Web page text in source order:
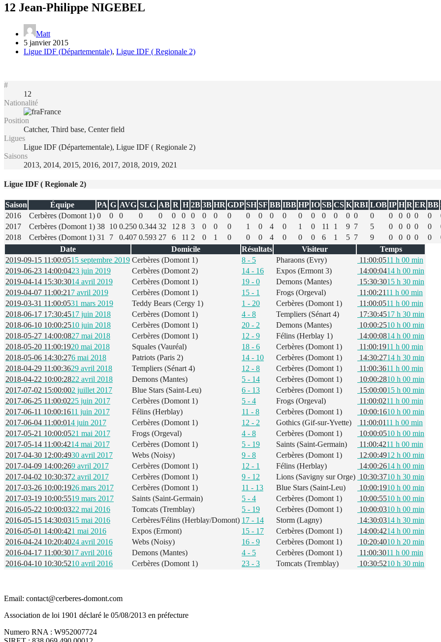
12 Jean-Philippe NIGEBEL
Matt
5 janvier 2015
Ligue IDF (Départementale), Ligue IDF ( Regionale 2)
#
12
Nationalité
France
Position
Catcher, Third base, Center field
Ligues
Ligue IDF (Départementale), Ligue IDF ( Regionale 2)
Saisons
2013, 2014, 2015, 2016, 2017, 2018, 2019, 2021
Ligue IDF ( Regionale 2)
Saison Équipe PA G AVG SLG AB R H 2B 3B HR GDP SH SF BB IBB HP IO SB CS K RBI LOB IP H R ER BB
2016
Cerbères (Domont 1) 0 0 0 0 0 0 0 0 0 0 0 0 0 0 0 0 0 0 0 0 0 0 0 0 0 0 0
2017
Cerbères (Domont 1) 38 10 0.250 0.344 32 12 8 3 0 0 0 1 0 4 0 1 0 11 1 9 7 5 0 0 0 0 0
2018
Cerbères (Domont 1) 31 7 0.407 0.593 27 6 11 2 0 1 0 0 0 4 0 0 0 6 1 5 7 9 0 0 0 0 0
Date
Domicile Résultats Visiteur
Temps
2019-09-15 11:00:0515 septembre 2019 Cerbères (Domont 1) 8 - 5 Pharaons (Evry) 11:00:0511 h 00 min
2019-06-23 14:00:0423 juin 2019 Cerbères (Domont 2) 14 - 16 Expos (Ermont 3) 14:00:0414 h 00 min
2019-04-14 15:30:3014 avril 2019 Cerbères (Domont 1) 19 - 0 Demons (Mantes) 15:30:3015 h 30 min
2019-04-07 11:00:21 7 avril 2019 Cerbères (Domont 1) 15 - 1 Frogs (Orgeval) 11:00:2111 h 00 min
2019-03-31 11:00:0531 mars 2019 Teddy Bears (Cergy 1) 1 - 20 Cerbères (Domont 1) 11:00:0511 h 00 min
2018-06-17 17:30:4517 juin 2018 Cerbères (Domont 1) 4 - 8 Templiers (Sénart 4) 17:30:4517 h 30 min
2018-06-10 10:00:2510 juin 2018 Cerbères (Domont 1) 20 - 2 Demons (Mantes) 10:00:2510 h 00 min
2018-05-27 14:00:0827 mai 2018 Cerbères (Domont 1) 12 - 9 Félins (Herblay 1) 14:00:0814 h 00 min
2018-05-20 11:00:1920 mai 2018 Squales (Vauréal) 18 - 6 Cerbères (Domont 1) 11:00:1911 h 00 min
2018-05-06 14:30:276 mai 2018 Patriots (Paris 2) 14 - 10 Cerbères (Domont 1) 14:30:2714 h 30 min
2018-04-29 11:00:3629 avril 2018 Templiers (Sénart 4) 12 - 8 Cerbères (Domont 1) 11:00:3611 h 00 min
2018-04-22 10:00:2822 avril 2018 Demons (Mantes) 5 - 14 Cerbères (Domont 1) 10:00:2810 h 00 min
2017-07-02 15:00:002 juillet 2017 Blue Stars (Saint-Leu) 6 - 13 Cerbères (Domont 1) 15:00:0015 h 00 min
2017-06-25 11:00:0225 juin 2017 Cerbères (Domont 1) 5 - 4 Frogs (Orgeval) 11:00:0211 h 00 min
2017-06-11 10:00:1611 juin 2017 Félins (Herblay) 11 - 8 Cerbères (Domont 1) 10:00:1610 h 00 min
2017-06-04 11:00:014 juin 2017 Cerbères (Domont 1) 12 - 2 Gothics (Gif-sur-Yvette) 11:00:0111 h 00 min
2017-05-21 10:00:0521 mai 2017 Frogs (Orgeval) 4 - 8 Cerbères (Domont 1) 10:00:0510 h 00 min
2017-05-14 11:00:4214 mai 2017 Cerbères (Domont 1) 5 - 19 Saints (Saint-Germain) 11:00:4211 h 00 min
2017-04-30 12:00:4930 avril 2017 Webs (Noisy) 9 - 8 Cerbères (Domont 1) 12:00:4912 h 00 min
2017-04-09 14:00:269 avril 2017 Cerbères (Domont 1) 12 - 1 Félins (Herblay) 14:00:2614 h 00 min
2017-04-02 10:30:372 avril 2017 Cerbères (Domont 1) 9 - 12 Lions (Savigny sur Orge) 10:30:3710 h 30 min
2017-03-26 10:00:1926 mars 2017 Cerbères (Domont 1) 11 - 13 Blue Stars (Saint-Leu) 10:00:1910 h 00 min
2017-03-19 10:00:5519 mars 2017 Saints (Saint-Germain) 5 - 4 Cerbères (Domont 1) 10:00:5510 h 00 min
2016-05-22 10:00:0322 mai 2016 Tomcats (Tremblay) 5 - 19 Cerbères (Domont 1) 10:00:0310 h 00 min
2016-05-15 14:30:0315 mai 2016 Cerbères/Félins (Herblay/Domont) 17 - 14 Storm (Lagny) 14:30:0314 h 30 min
2016-05-01 14:00:421 mai 2016 Expos (Ermont) 15 - 17 Cerbères (Domont 1) 14:00:4214 h 00 min
2016-04-24 10:20:4024 avril 2016 Webs (Noisy) 16 - 9 Cerbères (Domont 1) 10:20:4010 h 20 min
2016-04-17 11:00:3017 avril 2016 Demons (Mantes) 4 - 5 Cerbères (Domont 1) 11:00:3011 h 00 min
2016-04-10 10:30:5210 avril 2016 Cerbères (Domont 1) 23 - 3 Tomcats (Tremblay) 10:30:5210 h 30 min
Email: contact@cerberes-domont.com
Association de loi 1901 déclaré le 05/08/2013 en préfecture
Numero RNA : W952007724